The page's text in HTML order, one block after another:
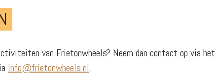
van Frietonwheels? Neem dan contact op via het
info@frietonwheels.nl.